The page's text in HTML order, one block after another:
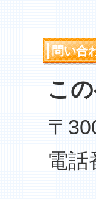
問い合
こ
〒
電話